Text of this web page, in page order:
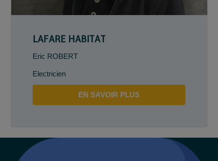
LAFARE HABITAT
Eric ROBERT
Electricien
EN SAVOIR PLUS